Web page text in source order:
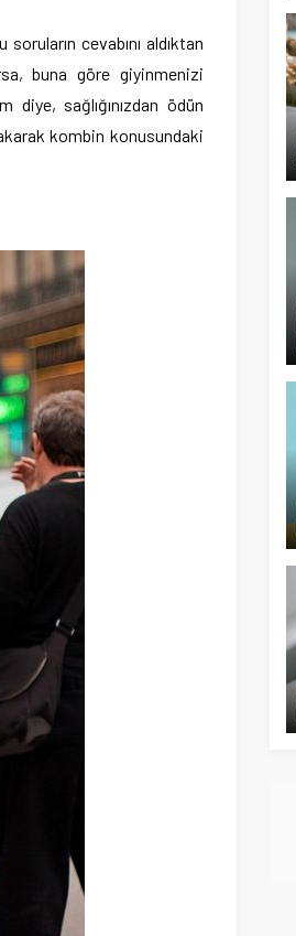
cevabını aldıktan
buna göre giyinmenizi
diye, sağlığınızdan ödün
kombin konusundaki